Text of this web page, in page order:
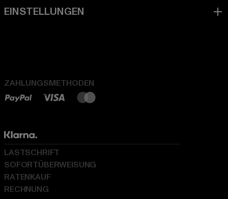
ZAHLUNGSMETHODEN
LASTSCHRIFT
SOFORTÜBERWEISUNG
RATENKAUF
RECHNUNG